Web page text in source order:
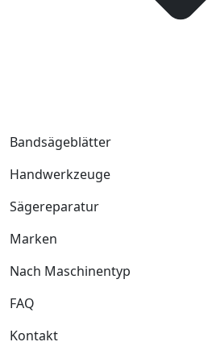
Bandsägeblätter
Handwerkzeuge
Sägereparatur
Marken
Nach Maschinentyp
FAQ
Kontakt